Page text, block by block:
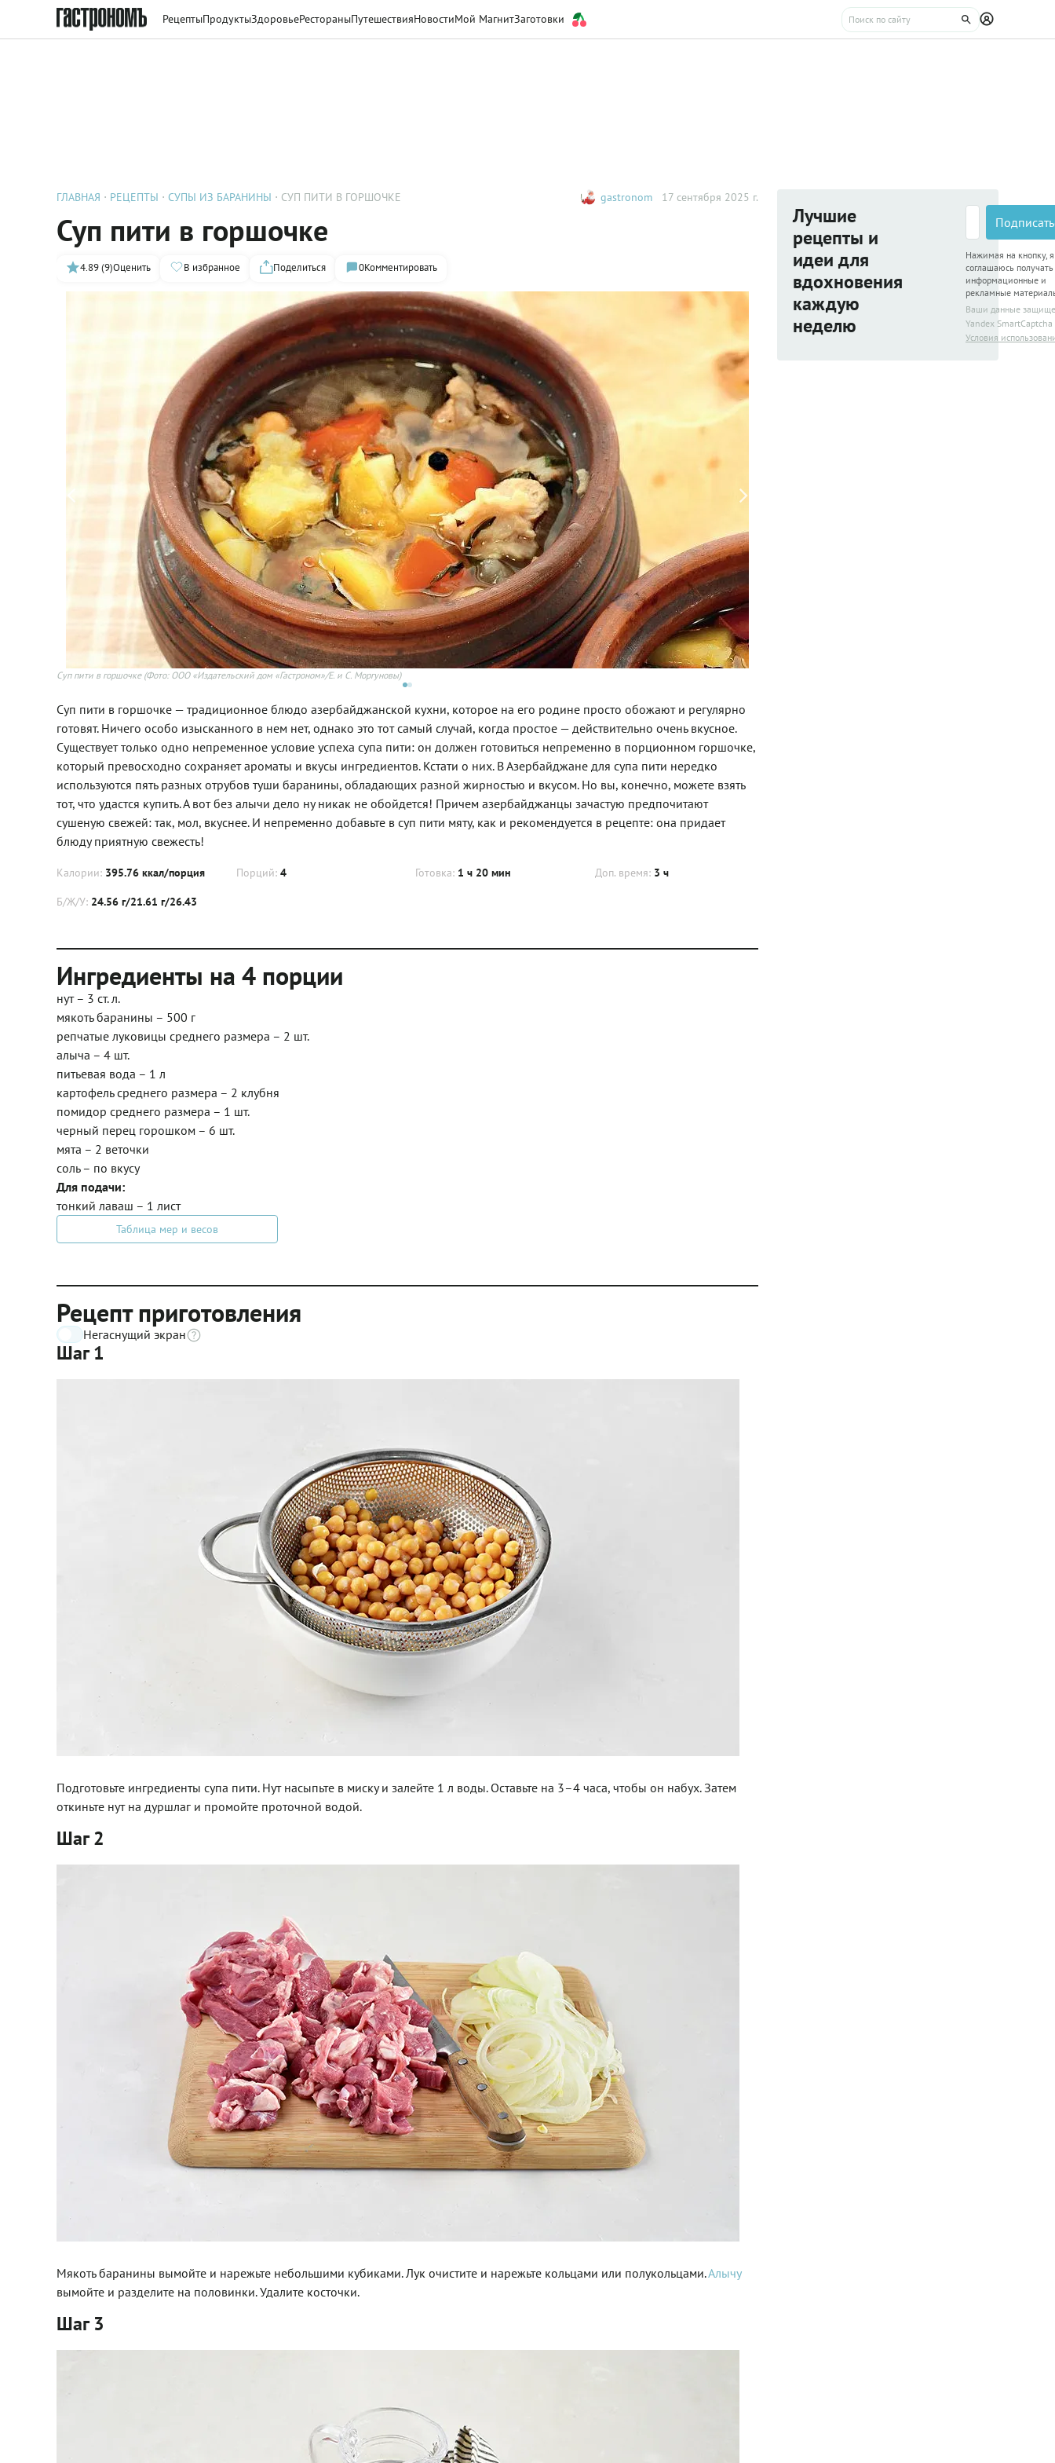
РецептыПродуктыЗдоровьеРестораныПутешествияНовостиМой МагнитЗаготовки
ГЛАВНАЯ РЕЦЕПТЫ СУПЫ ИЗ БАРАНИНЫ СУП ПИТИ В ГОРШОЧКЕ gastronom 17 сентября 2025 г.
Суп пити в горшочке
4.89 (9)Оценить В избранное Поделиться 0Комментировать
Суп пити в горшочке(Фото: ООО «Издательский дом «Гастроном»/Е. и С. Моргуновы)
Суп пити в горшочке — традиционное блюдо азербайджанской кухни, которое на его родине просто обожают и регулярно
готовят. Ничего особо изысканного в нем нет, однако это тот самый случай, когда простое — действительно очень вкусное.
Существует только одно непременное условие успеха супа пити: он должен готовиться непременно в порционном горшочке,
который превосходно сохраняет ароматы и вкусы ингредиентов. Кстати о них. В Азербайджане для супа пити нередко
используются пять разных отрубов туши баранины, обладающих разной жирностью и вкусом. Но вы, конечно, можете взять
тот, что удастся купить. А вот без алычи дело ну никак не обойдется! Причем азербайджанцы зачастую предпочитают
сушеную свежей: так, мол, вкуснее. И непременно добавьте в суп пити мяту, как и рекомендуется в рецепте: она придает
блюду приятную свежесть!
Калории: 395.76 ккал/порция Порций: 4 Готовка: 1 ч 20 мин Доп. время: 3 ч
Б/Ж/У: 24.56 г/21.61 г/26.43
Ингредиенты на 4 порции
нут – 3 ст. л.
мякоть баранины – 500 г
репчатые луковицы среднего размера – 2 шт.
алыча – 4 шт.
питьевая вода – 1 л
картофель среднего размера – 2 клубня
помидор среднего размера – 1 шт.
черный перец горошком – 6 шт.
мята – 2 веточки
соль – по вкусу
Для подачи:
тонкий лаваш – 1 лист
Таблица мер и весов
Рецепт приготовления
Негаснущий экран
Шаг 1
Подготовьте ингредиенты супа пити. Нут насыпьте в миску и залейте 1 л воды. Оставьте на 3–4 часа, чтобы он набух. Затем
откиньте нут на дуршлаг и промойте проточной водой.
Шаг 2
Мякоть баранины вымойте и нарежьте небольшими кубиками. Лук очистите и нарежьте кольцами или полукольцами.Алычу
вымойте и разделите на половинки. Удалите косточки.
Шаг 3
Лучшие
рецепты и
идеи для
вдохновения
каждую
неделю
Нажимая на кнопку, я
соглашаюсь получать
информационные и
рекламные
Ваши данные
Yandex SmartCaptcha
Условия